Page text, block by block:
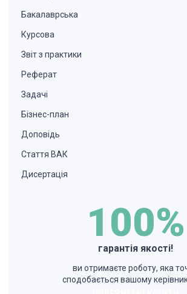
Бакалаврська
Курсова
Звіт з практики
Реферат
Задачі
Бізнес-план
Доповідь
Стаття ВАК
Дисертація
100%
гарантія якості!
ви отримаєте роботу, яка
сподобається вашому